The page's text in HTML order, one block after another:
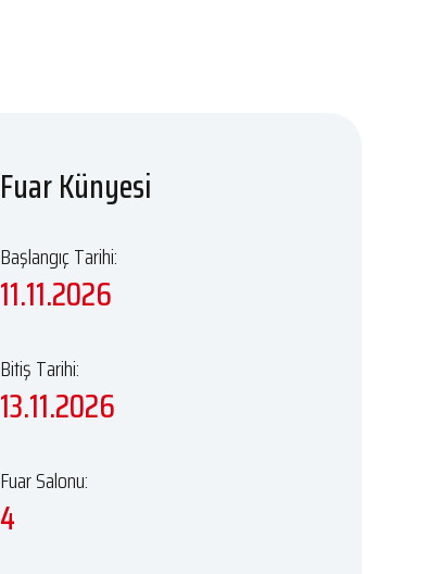
Fuar Künyesi
Başlangıç Tarihi:
11.11.2026
Bitiş Tarihi:
13.11.2026
Fuar Salonu:
4